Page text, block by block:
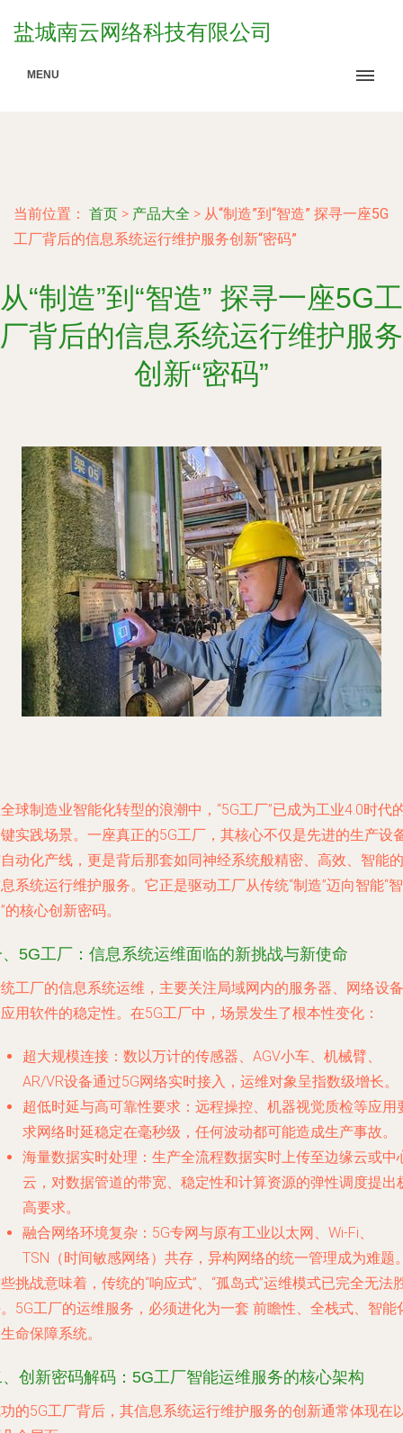
盐城南云网络科技有限公司
MENU
当前位置： 首页 > 产品大全 > 从“制造”到“智造” 探寻一座5G
工厂背后的信息系统运行维护服务创新“密码”
从“制造”到“智造” 探寻一座5G工
厂背后的信息系统运行维护服务
创新“密码”
球制造业智能化转型的浪潮中，“5G工厂”已成为工业4.0时代
实践场景。一座真正的5G工厂，其核心不仅是先进的生产设
动化产线，更是背后那套如同神经系统般精密、高效、智能的
系统运行维护服务。它正是驱动工厂从传统“制造”迈向智能“智
的核心创新密码。
5G工厂：信息系统运维面临的新挑战与新使命
工厂的信息系统运维，主要关注局域网内的服务器、网络设备
用软件的稳定性。在5G工厂中，场景发生了根本性变化：
超大规模连接 ：数以万计的传感器、AGV小车、机械臂、
AR/VR设备通过5G网络实时接入，运维对象呈指数级增长。
超低时延与高可靠性要求 ：远程操控、机器视觉质检等应用
求网络时延稳定在毫秒级，任何波动都可能造成生产事故。
海量数据实时处理 ：生产全流程数据实时上传至边缘云或中
云，对数据管道的带宽、稳定性和计算资源的弹性调度提出
高要求。
融合网络环境复杂 ：5G专网与原有工业以太网、Wi-Fi、
TSN（时间敏感网络）共存，异构网络的统一管理成为难题
挑战意味着，传统的“响应式”、“孤岛式”运维模式已完全无法
5G工厂的运维服务，必须进化为一套 前瞻性、全栈式、智能
命保障系统。
创新密码解码：5G工厂智能运维服务的核心架构
的5G工厂背后，其信息系统运行维护服务的创新通常体现在